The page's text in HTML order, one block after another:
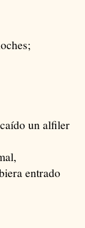
un alfiler
entrado